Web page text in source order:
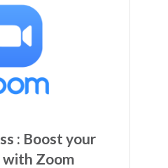
: Boost your
Zoom